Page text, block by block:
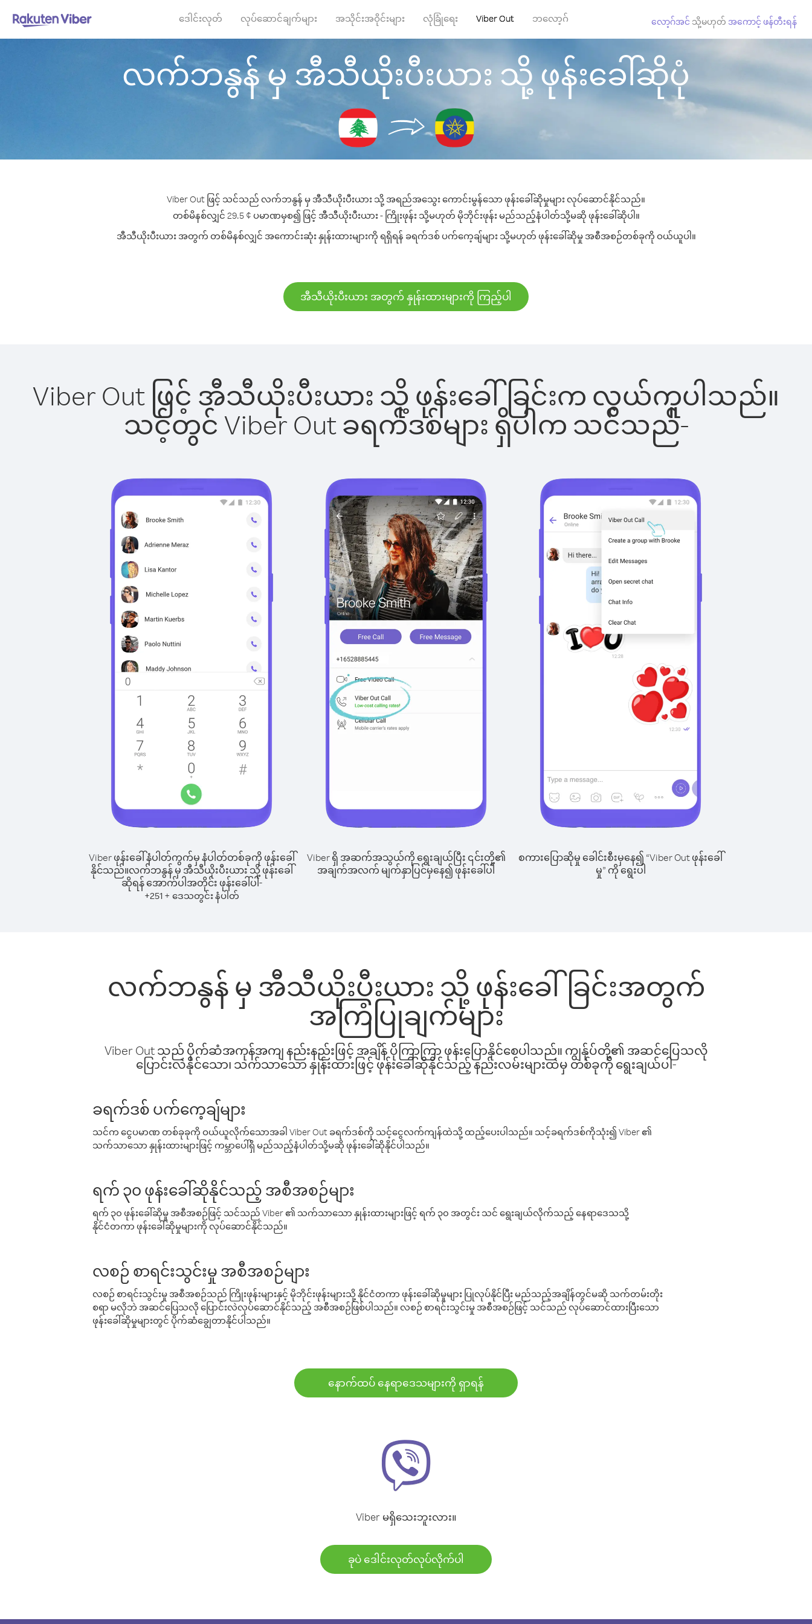
ဒေါင်းလုတ် လုပ်ဆောင်ချက်များ အသိုင်းအဝိုင်းများ လုံခြုံရေး Viber Out ဘလော့ဂ် လော့ဂ်အင် သို့မဟုတ် အကောင့် ဖန်တီးရန်
လက်ဘနွန် မှ အီသီယိုးပီးယား သို့ ဖုန်းခေါ်ဆိုပုံ
Viber Out ဖြင့် သင်သည် လက်ဘနွန် မှ အီသီယိုးပီးယား သို့ အရည်အသွေး ကောင်းမွန်သော ဖုန်းခေါ်ဆိုမှုများ လုပ်ဆောင်နိုင်သည်။
တစ်မိနစ်လျှင် 29.5 ¢ ပမာဏမှစ၍ ဖြင့် အီသီယိုးပီးယား - ကြိုးဖုန်း သို့မဟုတ် မိုဘိုင်းဖုန်း မည်သည့်နံပါတ်သို့မဆို ဖုန်းခေါ်ဆိုပါ။
အီသီယိုးပီးယား အတွက် တစ်မိနစ်လျှင် အကောင်းဆုံး နှုန်းထားများကို ရရှိရန် ခရက်ဒစ် ပက်ကေ့ချ်များ သို့မဟုတ် ဖုန်းခေါ်ဆိုမှု အစီအစဉ်တစ်ခုကို ဝယ်ယူပါ။
အီသီယိုးပီးယား အတွက် နှုန်းထားများကို ကြည့်ပါ
Viber Out ဖြင့် အီသီယိုးပီးယား သို့ ဖုန်းခေါ်ခြင်းက လွယ်ကူပါသည်။
သင့်တွင် Viber Out ခရက်ဒစ်များ ရှိပါက သင်သည်-
Viber ဖုန်းခေါ်နံပါတ်ကွက်မှ နံပါတ်တစ်ခုကို ဖုန်းခေါ်
နိုင်သည်။လက်ဘနွန် မှ အီသီယိုးပီးယား သို့ ဖုန်းခေါ်
ဆိုရန် အောက်ပါအတိုင်း ဖုန်းခေါ်ပါ-
+251+ ဒေသတွင်း နံပါတ်
Viber ရှိ အဆက်အသွယ်ကို ရွေးချယ်ပြီး ၎င်းတို့၏
အချက်အလက် မျက်နှာပြင်မှနေ၍ ဖုန်းခေါ်ပါ
စကားပြောဆိုမှု ခေါင်းစီးမှနေ၍ “Viber Out ဖုန်းခေါ်
မှု” ကို ရွေးပါ
လက်ဘနွန် မှ အီသီယိုးပီးယား သို့ ဖုန်းခေါ်ခြင်းအတွက်
အကြံပြုချက်များ
Viber Out သည် ပိုက်ဆံအကုန်အကျ နည်းနည်းဖြင့် အချိန် ပိုကြာကြာ ဖုန်းပြောနိုင်စေပါသည်။ ကျွန်ုပ်တို့၏ အဆင်ပြေသလို
ပြောင်းလဲနိုင်သော၊ သက်သာသော နှုန်းထားဖြင့် ဖုန်းခေါ်ဆိုနိုင်သည့် နည်းလမ်းများထဲမှ တစ်ခုကို ရွေးချယ်ပါ-
ခရက်ဒစ် ပက်ကေ့ချ်များ
သင်က ငွေပမာဏ တစ်ခုခုကို ဝယ်ယူလိုက်သောအခါ Viber Out ခရက်ဒစ်ကို သင့်ငွေလက်ကျန်ထဲသို့ ထည့်ပေးပါသည်။ သင့်ခရက်ဒစ်ကိုသုံး၍ Viber ၏
သက်သာသော နှုန်းထားများဖြင့် ကမ္ဘာပေါ်ရှိ မည်သည့်နံပါတ်သို့မဆို ဖုန်းခေါ်ဆိုနိုင်ပါသည်။
ရက် ၃၀ ဖုန်းခေါ်ဆိုနိုင်သည့် အစီအစဉ်များ
ရက် ၃၀ ဖုန်းခေါ်ဆိုမှု အစီအစဉ်ဖြင့် သင်သည် Viber ၏ သက်သာသော နှုန်းထားများဖြင့် ရက် ၃၀ အတွင်း သင် ရွေးချယ်လိုက်သည့် နေရာဒေသသို့
နိုင်ငံတကာ ဖုန်းခေါ်ဆိုမှုများကို လုပ်ဆောင်နိုင်သည်။
လစဉ် စာရင်းသွင်းမှု အစီအစဉ်များ
လစဉ် စာရင်းသွင်းမှု အစီအစဉ်သည် ကြိုးဖုန်းများနှင့် မိုဘိုင်းဖုန်းများသို့ နိုင်ငံတကာ ဖုန်းခေါ်ဆိုမှုများ ပြုလုပ်နိုင်ပြီး မည်သည့်အချိန်တွင်မဆို သက်တမ်းတိုး
စရာ မလိုဘဲ အဆင်ပြေသလို ပြောင်းလဲလုပ်ဆောင်နိုင်သည့် အစီအစဉ်ဖြစ်ပါသည်။ လစဉ် စာရင်းသွင်းမှု အစီအစဉ်ဖြင့် သင်သည် လုပ်ဆောင်ထားပြီးသော
ဖုန်းခေါ်ဆိုမှုများတွင် ပိုက်ဆံချွေတာနိုင်ပါသည်။
နောက်ထပ် နေရာဒေသများကို ရှာရန်
Viber မရှိသေးဘူးလား။
ခုပဲ ဒေါင်းလုတ်လုပ်လိုက်ပါ